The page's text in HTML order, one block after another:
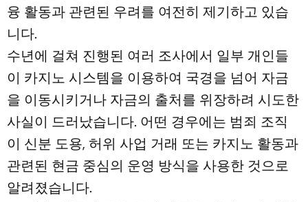
융 활동과 관련된 우려를 여전히 제기하고 있습
니다.
수년에 걸쳐 진행된 여러 조사에서 일부 개인들
이 카지노 시스템을 이용하여 국경을 넘어 자금
을 이동시키거나 자금의 출처를 위장하려 시도한
사실이 드러났습니다. 어떤 경우에는 범죄 조직
이 신분 도용, 허위 사업 거래 또는 카지노 활동과
관련된 현금 중심의 운영 방식을 사용한 것으로
알려졌습니다.